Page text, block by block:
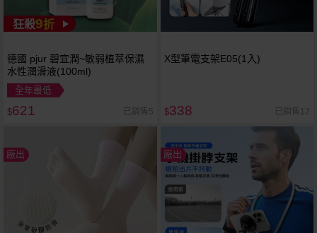
狂殺9折
德國 pjur 碧宜潤~敏弱植萃保濕
水性潤滑液(100ml)
全年最低
$621 已銷售5
X型筆電支架E05(1入)
$338 已銷售12
廠出 廠出